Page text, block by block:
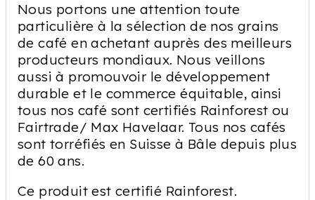
Nous portons une attention toute
particulière à la sélection de nos grains
de café en achetant auprès des meilleurs
producteurs mondiaux. Nous veillons
aussi à promouvoir le développement
durable et le commerce équitable, ainsi
tous nos café sont certifiés Rainforest ou
Fairtrade/ Max Havelaar. Tous nos cafés
sont torréfiés en Suisse à Bâle depuis plus
de 60 ans.
Ce produit est certifié Rainforest.